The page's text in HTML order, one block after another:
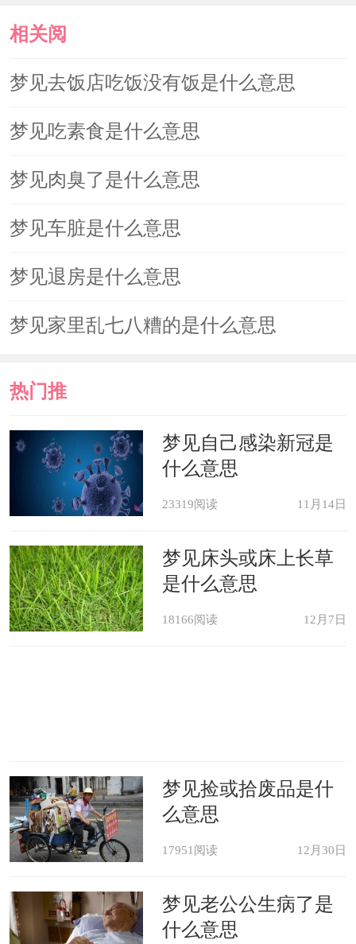
相关阅
读
梦见去饭店吃饭没有饭是什么意思
梦见吃素食是什么意思
梦见肉臭了是什么意思
梦见车脏是什么意思
梦见退房是什么意思
梦见家里乱七八糟的是什么意思
热门推
荐
梦见自己感染新冠是
什么意思
23319阅读 11月14日
梦见床头或床上长草
是什么意思
18166阅读 12月7日
梦见捡或拾废品是什
么意思
17951阅读 12月30日
梦见老公公生病了是
什么意思